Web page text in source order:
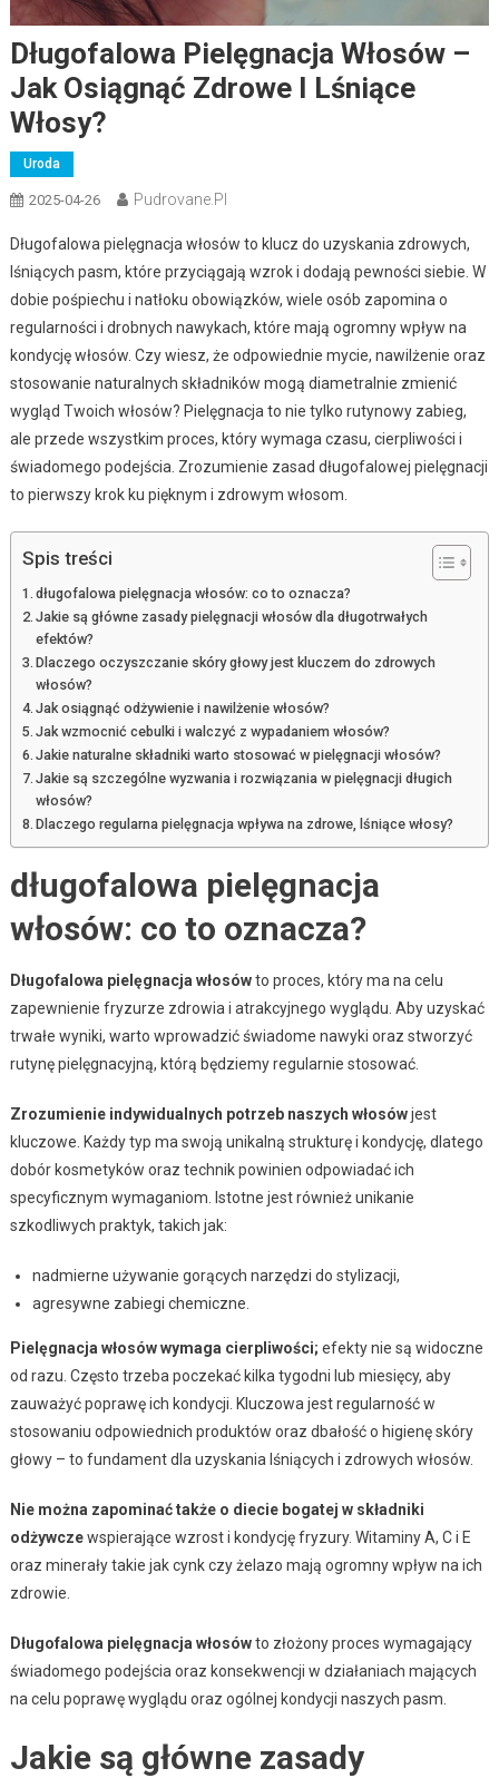
Długofalowa Pielęgnacja Włosów –
Jak Osiągnąć Zdrowe I Lśniące
Włosy?
Uroda
2025-04-26 Pudrovane.pl
Długofalowa pielęgnacja włosów to klucz do uzyskania zdrowych,
lśniących pasm, które przyciągają wzrok i dodają pewności siebie. W
dobie pośpiechu i natłoku obowiązków, wiele osób zapomina o
regularności i drobnych nawykach, które mają ogromny wpływ na
kondycję włosów. Czy wiesz, że odpowiednie mycie, nawilżenie oraz
stosowanie naturalnych składników mogą diametralnie zmienić
wygląd Twoich włosów? Pielęgnacja to nie tylko rutynowy zabieg,
ale przede wszystkim proces, który wymaga czasu, cierpliwości i
świadomego podejścia. Zrozumienie zasad długofalowej pielęgnacji
to pierwszy krok ku pięknym i zdrowym włosom.
Spis treści
długofalowa pielęgnacja włosów: co to oznacza?
Jakie są główne zasady pielęgnacji włosów dla długotrwałych
efektów?
Dlaczego oczyszczanie skóry głowy jest kluczem do zdrowych
włosów?
Jak osiągnąć odżywienie i nawilżenie włosów?
Jak wzmocnić cebulki i walczyć z wypadaniem włosów?
Jakie naturalne składniki warto stosować w pielęgnacji włosów?
Jakie są szczególne wyzwania i rozwiązania w pielęgnacji długich
włosów?
Dlaczego regularna pielęgnacja wpływa na zdrowe, lśniące włosy?
długofalowa pielęgnacja
włosów: co to oznacza?
Długofalowa pielęgnacja włosówto proces, który ma na celu
zapewnienie fryzurze zdrowia i atrakcyjnego wyglądu. Aby uzyskać
trwałe wyniki, warto wprowadzić świadome nawyki oraz stworzyć
rutynę pielęgnacyjną, którą będziemy regularnie stosować.
Zrozumienie indywidualnych potrzeb naszych włosówjest
kluczowe. Każdy typ ma swoją unikalną strukturę i kondycję, dlatego
dobór kosmetyków oraz technik powinien odpowiadać ich
specyficznym wymaganiom. Istotne jest również unikanie
szkodliwych praktyk, takich jak:
nadmierne używanie gorących narzędzi do stylizacji,
agresywne zabiegi chemiczne.
Pielęgnacja włosów wymaga cierpliwości; efekty nie są widoczne
od razu. Często trzeba poczekać kilka tygodni lub miesięcy, aby
zauważyć poprawę ich kondycji. Kluczowa jest regularność w
stosowaniu odpowiednich produktów oraz dbałość o higienę skóry
głowy – to fundament dla uzyskania lśniących i zdrowych włosów.
Nie można zapominać także o diecie bogatej w składniki
odżywczewspierające wzrost i kondycję fryzury. Witaminy A, C i E
oraz minerały takie jak cynk czy żelazo mają ogromny wpływ na ich
zdrowie.
Długofalowa pielęgnacja włosówto złożony proces wymagający
świadomego podejścia oraz konsekwencji w działaniach mających
na celu poprawę wyglądu oraz ogólnej kondycji naszych pasm.
Jakie są główne zasady